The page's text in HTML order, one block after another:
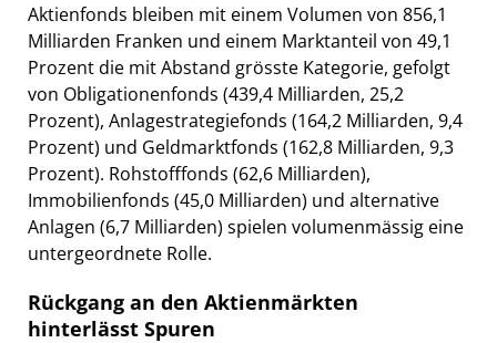
Aktienfonds bleiben mit einem Volumen von 856,1
Milliarden Franken und einem Marktanteil von 49,1
Prozent die mit Abstand grösste Kategorie, gefolgt
von Obligationenfonds (439,4 Milliarden, 25,2
Prozent), Anlagestrategiefonds (164,2 Milliarden, 9,4
Prozent) und Geldmarktfonds (162,8 Milliarden, 9,3
Prozent). Rohstofffonds (62,6 Milliarden),
Immobilienfonds (45,0 Milliarden) und alternative
Anlagen (6,7 Milliarden) spielen volumenmässig eine
untergeordnete Rolle.
Rückgang an den Aktienmärkten
hinterlässt Spuren